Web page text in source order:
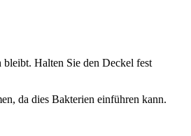
bleibt. Halten Sie den Deckel fest
da dies Bakterien einführen kann.